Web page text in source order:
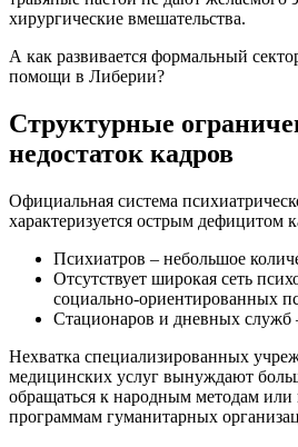
хирургические вмешательства.
А как развивается формальный
помощи в Либерии?
Структурные
недостаток кадров
Официальная система
характеризуется острым дефицитом
Психиатров – небольшое
Отсутствует широкая сеть
социально-ориентированных
Стационаров и дневных служб
Нехватка специализированных
медицинских услуг вынуждают
обращаться к народным методам
программам гуманитарных